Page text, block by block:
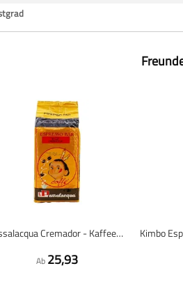
Passalacqua Cremador - Kaffeebohnen - 1 Kilogramm
Ab 25,93